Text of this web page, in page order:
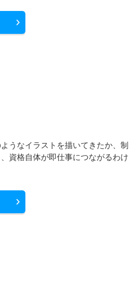
うなイラストを描いてきたか、制
資格自体が即仕事につながるわけ